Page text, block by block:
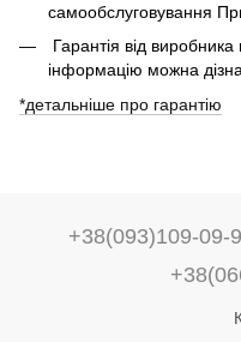
самообслуговування
Гарантія від
інформацію можна
*детальніше про гарантію
+38(093)109-09-